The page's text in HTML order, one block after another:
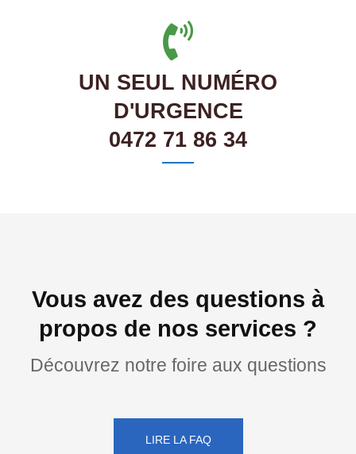
UN SEUL NUMÉRO
D'URGENCE
0472 71 86 34
Vous avez des questions à
propos de nos services ?
Découvrez notre foire aux questions
LIRE LA FAQ